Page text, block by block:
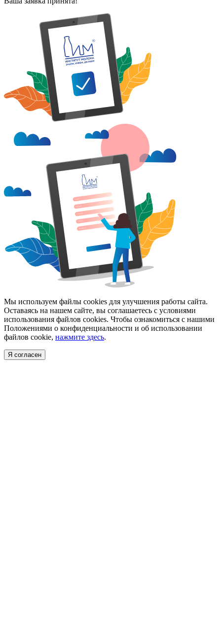
Мы используем файлы cookies для улучшения работы сайта.
Оставаясь на нашем сайте, вы соглашаетесь с условиями
использования файлов cookies. Чтобы ознакомиться с нашими
Положениями о конфиденциальности и об использовании
файлов cookie, нажмите здесь.
Я согласен